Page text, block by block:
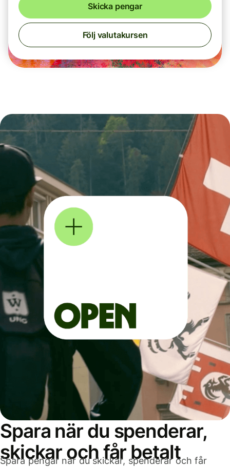
Skicka pengar
Följ valutakursen
Spara när du spenderar,
skickar och får betalt
Spara pengar när du skickar, spenderar och får